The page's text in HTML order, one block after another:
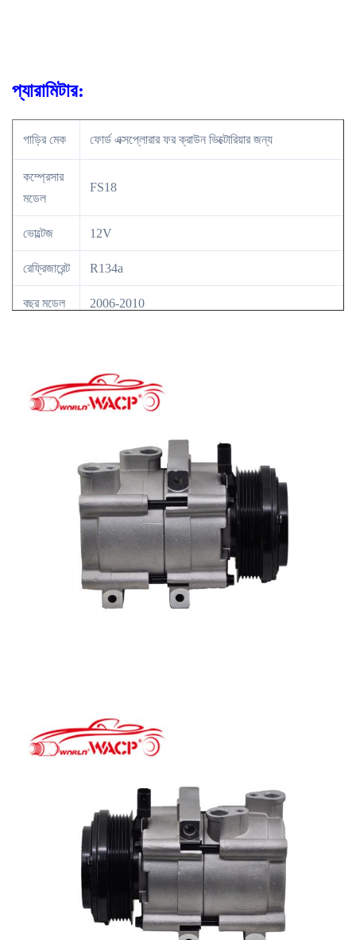
প্যারামিটার:
গাড়ির মেক ফোর্ড এক্সপ্লোরার ফর ক্রাউন ভিক্টোরিয়ার জন্য
কম্প্রেসার
মডেল
FS18
ভোল্টেজ 12V
রেফ্রিজারেন্ট R134a
বছর মডেল 2006-2010
6L2419D629HA/6L2Z19703HA/7R3Z19703A/